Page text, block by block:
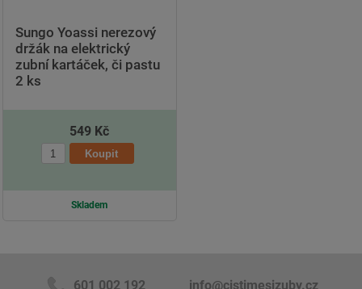
Sungo Yoassi nerezový
držák na elektrický
zubní kartáček, či pastu
2 ks
549 Kč
Skladem
601 002 192 info@cistimesizuby.cz